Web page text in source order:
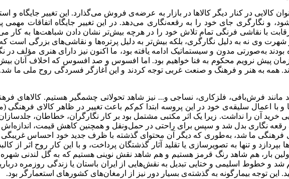
در کنار دیگر کالاها در بازار به عرضه‌ی فروش می‌گذارد. این تغییر جایگاه و
و نگارگری جای خود را به رقعه‌نگاری می‌دهد. در این تغییر جایگاه اتفاقات مهمی
با نقاشی فرنگی تمام تلاش خود را در هرچه بیش‌تر نشان دادن شباهت‌ها به کار
نه به دلیل نگارگری، بلکه بیش‌تر به دلیل پرتره‌ها و نقاشی‌های بزرگی است که
به‌صورتی مدون و سیستماتیک ادامه یافته بود، ما اکنون نیز دارای هنری مؤلف در
پیش نرویم محکوم به فنا خواهیم بود. اما افسوس و صد افسوس که اخلاف آنان
همه به هنر و فرهنگ و صنعت غربی توجه کردند و این آغازگر فسردگی روح ملی ما شد.
فرش‌بافی، فلزکاری، نساجی و... نیز شاهد تحولاتی چشمگیر هستیم. کالاهای
اعمال سلیقه‌ی خود در این پروسه ابتدا کم‌کم باعث تغییر در ظاهر کالای فرهنگی
خرید آن را نداشت. زیرا یک اثر مکتبی مشتمل بود بر کار نگارگران، خطاطان،
رقعه نگاری بدل شد و سپس برای راحتی در حمل‌و‌نقل و همچنین کاهش قیمت، اندازه‌اش
فرهنگی ما شد، به‌طوری که دیگر آن محتوای گذشته با ظرف جدید خود احساس غریبگی
و تنها به تصویرسازی یا تقلید آثار گذشتگان پرداخت، و با این کار روح اثر از
بار، هم شاهد رنگ قرمز هستیم و هم شاهد نقش نوینی هستیم که به گل لندنی شهره
شد و خطوط اسلیمی و ختایی تبدیل به نقش‌هایی از ایران باستان یا زندگی روزمره
توجه بیمارگونه به گذشته‌ی بسیار دور نیز از ارمغان‌های کشورهای استعمارگر بود.